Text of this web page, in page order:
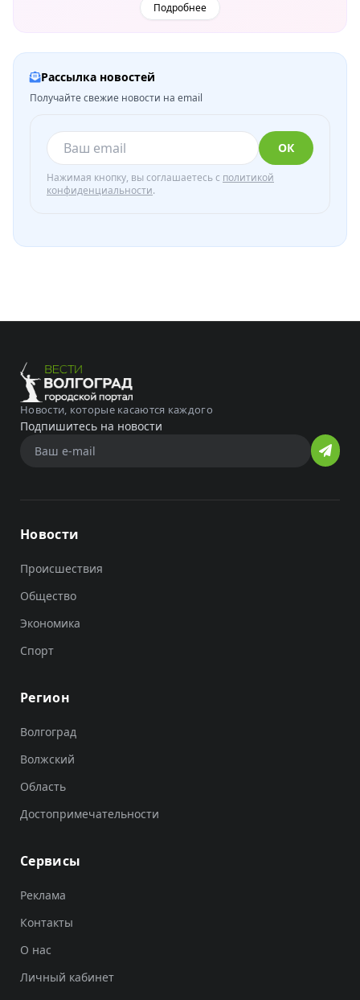
Подробнее
Рассылка новостей
Получайте свежие новости на email
ОК
Нажимая кнопку, вы соглашаетесь с политикой
конфиденциальности.
Новости, которые касаются каждого
Подпишитесь на новости
Новости
Происшествия
Общество
Экономика
Спорт
Регион
Волгоград
Волжский
Область
Достопримечательности
Сервисы
Реклама
Контакты
О нас
Личный кабинет